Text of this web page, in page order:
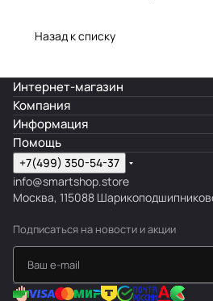
Назад к списку
Интернет-магазин
Компания
Информация
Помощь
+7(499) 350-54-37
info@smartshop.store
Москва, 115088
Подписаться на новости и акции